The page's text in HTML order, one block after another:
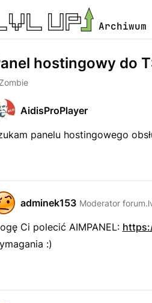
Archiwum
hostingowy do
Zombie
AidisProPlayer
panelu hostingowego
adminek153 Moderator
Ci polecić AIMPANEL:
:)